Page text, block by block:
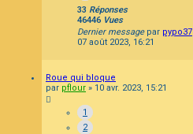
33 Réponses
46446 Vues
Dernier message par pypo37
07 août 2023, 16:21
Roue qui bloque
par pflour » 10 avr. 2023, 15:21
1
2